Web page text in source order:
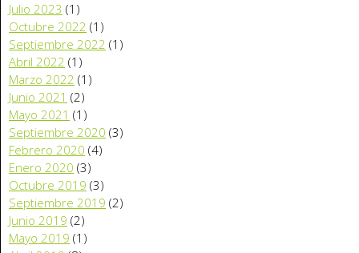
Julio 2023 (1)
Octubre 2022 (1)
Septiembre 2022 (1)
Abril 2022 (1)
Marzo 2022 (1)
Junio 2021 (2)
Mayo 2021 (1)
Septiembre 2020 (3)
Febrero 2020 (4)
Enero 2020 (3)
Octubre 2019 (3)
Septiembre 2019 (2)
Junio 2019 (2)
Mayo 2019 (1)